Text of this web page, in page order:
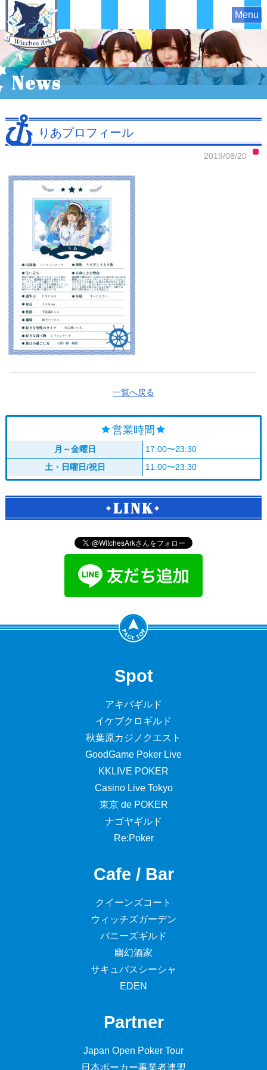
Menu
News
りあプロフィール
2019/08/20
一覧へ戻る
営業時間
月～金曜日
17:00〜23:30
土・日曜日/祝日
11:00〜23:30
LINK
Spot
アキバギルド
イケブクロギルド
秋葉原カジノクエスト
GoodGame Poker Live
KKLIVE POKER
Casino Live Tokyo
東京 de POKER
ナゴヤギルド
Re:Poker
Cafe / Bar
クイーンズコート
ウィッチズガーデン
バニーズギルド
幽幻酒家
サキュバスシーシャ
EDEN
Partner
Japan Open Poker Tour
日本ポーカー事業者連盟